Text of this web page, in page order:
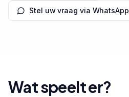
Stel uw vraag via WhatsApp
Wat speelt er?